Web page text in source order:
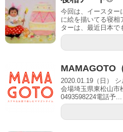
今回は、イースター
に絵を描いてる寝相
ターは、最近日本
MAMAGOTO
2020.01.19（日）
会場埼玉県東松山市
0493598224電話予...